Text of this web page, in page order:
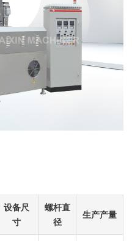
设备尺
寸
螺杆直
径
生产产量